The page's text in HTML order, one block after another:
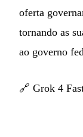
oferta
tornando as
ao governo
🔗 Grok 4